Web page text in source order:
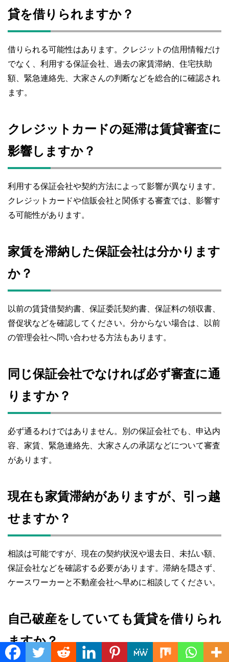
貸を借りられますか？
借りられる可能性はあります。クレジットの信用情報だけ
でなく、利用する保証会社、過去の家賃滞納、住宅扶助
額、緊急連絡先、大家さんの判断などを総合的に確認され
ます。
クレジットカードの延滞は賃貸審査に
影響しますか？
利用する保証会社や契約方法によって影響が異なります。
クレジットカードや信販会社と関係する審査では、影響す
る可能性があります。
家賃を滞納した保証会社は分かります
か？
以前の賃貸借契約書、保証委託契約書、保証料の領収書、
督促状などを確認してください。分からない場合は、以前
の管理会社へ問い合わせる方法もあります。
同じ保証会社でなければ必ず審査に通
りますか？
必ず通るわけではありません。別の保証会社でも、申込内
容、家賃、緊急連絡先、大家さんの承諾などについて審査
があります。
現在も家賃滞納がありますが、引っ越
せますか？
相談は可能ですが、現在の契約状況や退去日、未払い額、
保証会社などを確認する必要があります。滞納を隠さず、
ケースワーカーと不動産会社へ早めに相談してください。
自己破産をしていても賃貸を借りられ
ますか？
Translate »